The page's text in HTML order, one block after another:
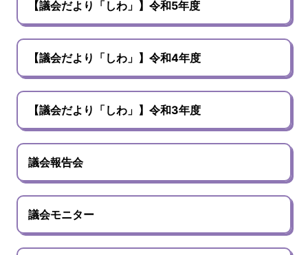
【議会だより「しわ」】令和5年度
【議会だより「しわ」】令和4年度
【議会だより「しわ」】令和3年度
議会報告会
議会モニター